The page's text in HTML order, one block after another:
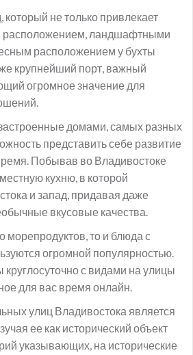
не только привлекает
расположением, ландшафтными
расположением у бухты
крупнейший порт, важный
огромное значение для
домами, самых разных
представить себе развитие
Побывав во Владивостоке
кухню, в которой
и запад, придавая даже
вкусовые качества.
морепродуктов, то и блюда с
огромной популярностью.
с видами на улицы
для вас время онлайн.
улиц Владивостока является
ее как исторический объект
указывающих, на исторические